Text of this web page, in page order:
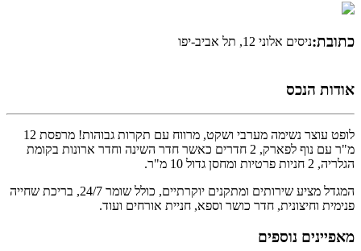
כתובת:ניסים אלוני 12, תל אביב-יפו
אודות הנכס
לופט עוצר נשימה מערבי ושקט, מרווח עם תקרות גבוהות! מרפסת 12
מ"ר עם נוף לפארק, 2 חדרים כאשר חדר השינה וחדר ארונות בקומת
הגלריה, 2 חניות פרטיות ומחסן גדול 10 מ"ר.
המגדל מציע שירותים ומתקנים יוקרתיים, כולל שומר 24/7, בריכת שחייה
פנימית וחיצונית, חדר כושר וספא, חניית אורחים ועוד.
מאפיינים נוספים